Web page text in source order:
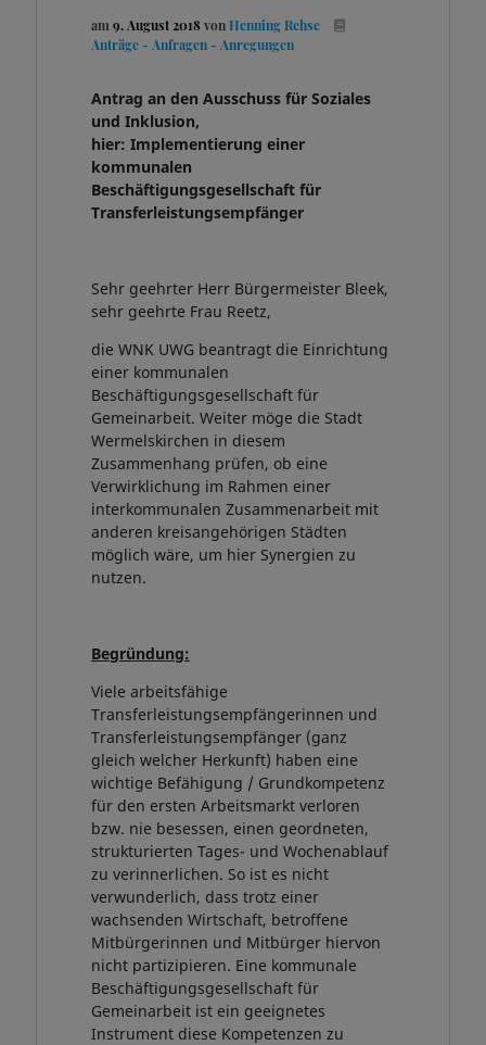
am 9. August 2018von Henning Rehse
Anträge - Anfragen - Anregungen
Antrag an den Ausschuss für Soziales
und Inklusion,
hier: Implementierung einer
kommunalen
Beschäftigungsgesellschaft für
Transferleistungsempfänger
Sehr geehrter Herr Bürgermeister Bleek,
sehr geehrte Frau Reetz,
die WNK UWG beantragt die Einrichtung
einer kommunalen
Beschäftigungsgesellschaft für
Gemeinarbeit. Weiter möge die Stadt
Wermelskirchen in diesem
Zusammenhang prüfen, ob eine
Verwirklichung im Rahmen einer
interkommunalen Zusammenarbeit mit
anderen kreisangehörigen Städten
möglich wäre, um hier Synergien zu
nutzen.
Begründung:
Viele arbeitsfähige
Transferleistungsempfängerinnen und
Transferleistungsempfänger (ganz
gleich welcher Herkunft) haben eine
wichtige Befähigung / Grundkompetenz
für den ersten Arbeitsmarkt verloren
bzw. nie besessen, einen geordneten,
strukturierten Tages- und Wochenablauf
zu verinnerlichen. So ist es nicht
verwunderlich, dass trotz einer
wachsenden Wirtschaft, betroffene
Mitbürgerinnen und Mitbürger hiervon
nicht partizipieren. Eine kommunale
Beschäftigungsgesellschaft für
Gemeinarbeit ist ein geeignetes
Instrument diese Kompetenzen zu